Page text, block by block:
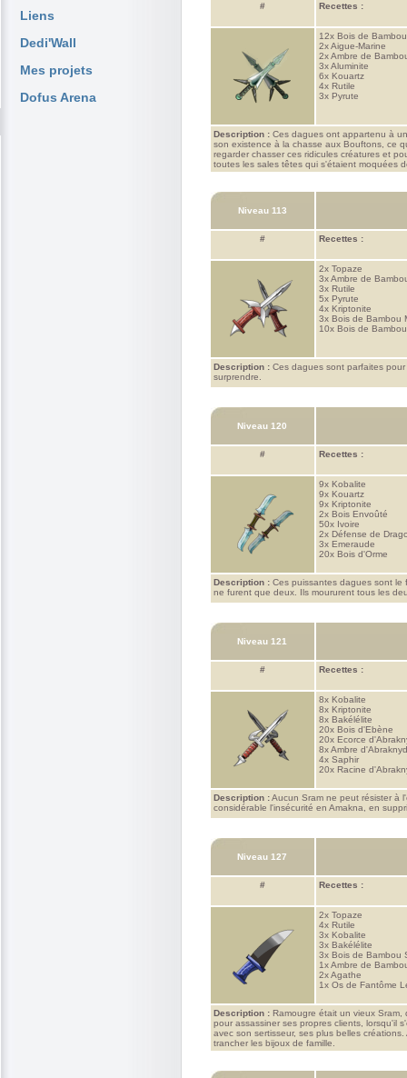
Liens
Dedi'Wall
Mes projets
Dofus Arena
# Recettes :
12x Bois de
2xAigue-Marine
2xAmbre de
3xAluminite
6x Kouartz
4x Rutile
3x Pyrute
Description : Ces dagues ont appartenu à
son existence à la chasse aux Bouftons, ce
regarder chasser ces ridicules créatures et
toutes les sales têtes qui s'étaient moquées
Niveau 113
# Recettes :
2x Topaze
3xAmbre de
3x Rutile
5x Pyrute
4x Kriptonite
3x Bois de Bambou
10x Bois de
Description : Ces dagues sont parfaites
surprendre.
Niveau 120
# Recettes :
9x Kobalite
9x Kouartz
9x Kriptonite
2x Bois Envoûté
50x Ivoire
2x Défense de
3x Emeraude
20x Bois d'Orme
Description : Ces puissantes dagues sont le
ne furent que deux. Ils moururent tous les
Niveau 121
# Recettes :
8x Kobalite
8x Kriptonite
8x Bakélélite
20x Bois d'Ebène
20x Ecorce
8xAmbre
4x Saphir
20x Racine
Description :Aucun Sram ne peut résister à
considérable l'insécurité en Amakna, en
Niveau 127
# Recettes :
2x Topaze
4x Rutile
3x Kobalite
3x Bakélélite
3x Bois de Bambou
1xAmbre de
2xAgathe
1x Os de Fantôme
Description : Ramougre était un vieux
pour assassiner ses propres clients, lorsqu'il
avec son sertisseur, ses plus belles
trancher les bijoux de famille.